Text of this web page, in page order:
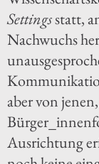
Settingsstatt,
Nachwuchs
aber von
Ausrichtung